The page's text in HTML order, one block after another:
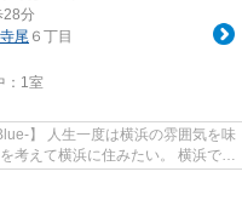
28分
尾 ６丁目
1室
】 人生一度は横浜の雰囲気を味
考えて横浜に住みたい。 横浜での